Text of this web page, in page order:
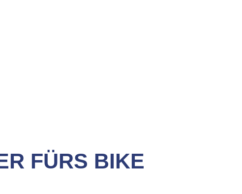
FÜRS BIKE